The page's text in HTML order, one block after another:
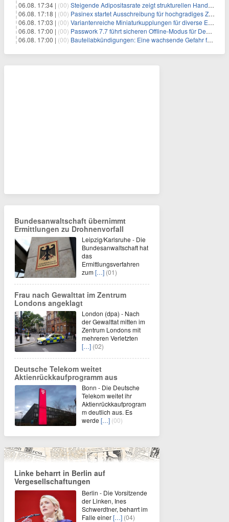
06.08. 17:34 | (00) Steigende Adipositasrate zeigt strukturellen Handlungsbedarf bei der Ernährung schulpflichtiger Kinder
06.08. 17:18 | (00) Pasinex startet Ausschreibung für hochgradiges Zinksulfidkonzentrat mit Germanium- und Silbergehalten und stellt ein Betriebsupdate bereit
06.08. 17:03 | (00) Variantenreiche Miniaturkupplungen für diverse Einsatzbereiche
06.08. 17:00 | (00) Passwork 7.7 führt sicheren Offline-Modus für Desktop- und Mobile-Apps ein
06.08. 17:00 | (00) Bauteilabkündigungen: Eine wachsende Gefahr für industrielle Elektroniksysteme
Bundesanwaltschaft übernimmt
Ermittlungen zu Drohnenvorfall
Leipzig/Karlsruhe - Die
Bundesanwaltschaft hat
das
Ermittlungsverfahren
zum[…] (01)
Frau nach Gewalttat im Zentrum
Londons angeklagt
London (dpa) - Nach
der Gewalttat mitten im
Zentrum Londons mit
mehreren Verletzten
[…] (02)
Deutsche Telekom weitet
Aktienrückkaufprogramm aus
Bonn - Die Deutsche
Telekom weitet ihr
Aktienrückkaufprogram
m deutlich aus. Es
werde […] (00)
Linke beharrt in Berlin auf
Vergesellschaftungen
Berlin - Die Vorsitzende
der Linken, Ines
Schwerdtner, beharrt im
Falle einer[…] (04)